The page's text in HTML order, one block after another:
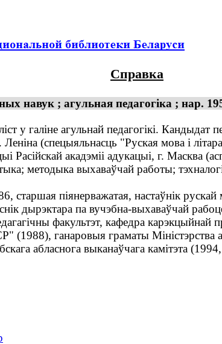
Справка
навук ; агульная педагогіка ; нар.
у галіне агульнай педагогікі. Кандыдат
(спецыяльнасць "Руская мова і
Расійскай акадэміі адукацыі, г. Масква
методыка выхаваўчай работы;
піянерважатая, настаўнік рускай
дырэктара па вучэбна-выхаваўчай
факультэт, кафедра карэкцыйнай
ганаровыя граматы Міністэрства
абласнога выканаўчага камітэта